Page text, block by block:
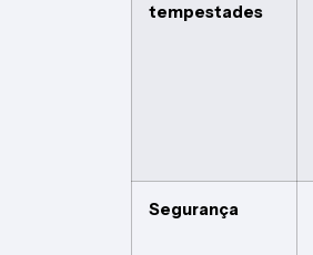
tempestades
Segurança